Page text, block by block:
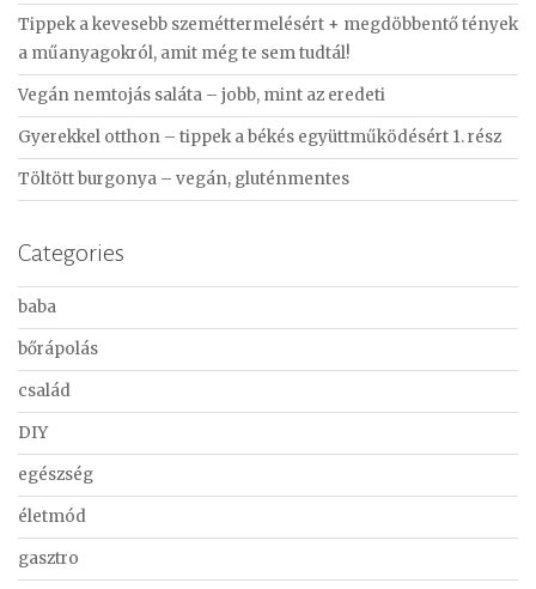
f
o
r
:
Tippek a kevesebb szeméttermelésért + megdöbbentő tények
a műanyagokról, amit még te sem tudtál!
Vegán nemtojás saláta – jobb, mint az eredeti
Gyerekkel otthon – tippek a békés együttműködésért 1. rész
Töltött burgonya – vegán, gluténmentes
Categories
baba
bőrápolás
család
DIY
egészség
életmód
gasztro